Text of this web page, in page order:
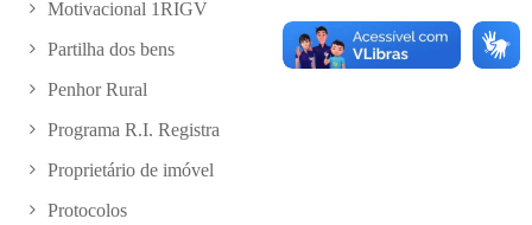
Motivacional 1RIGV
Partilha dos bens
Penhor Rural
Programa R.I. Registra
Proprietário de imóvel
Protocolos